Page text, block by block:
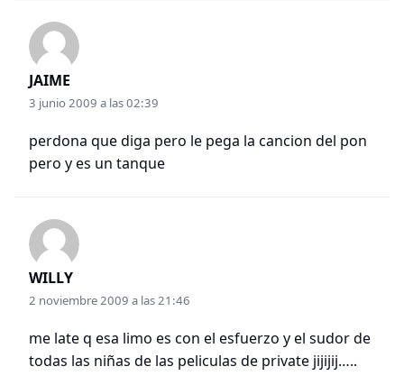
JAIME
3 junio 2009 a las 02:39
perdona que diga pero le pega la cancion del pon
pero y es un tanque
WILLY
2 noviembre 2009 a las 21:46
me late q esa limo es con el esfuerzo y el sudor de
todas las niñas de las peliculas de private jijijij…..